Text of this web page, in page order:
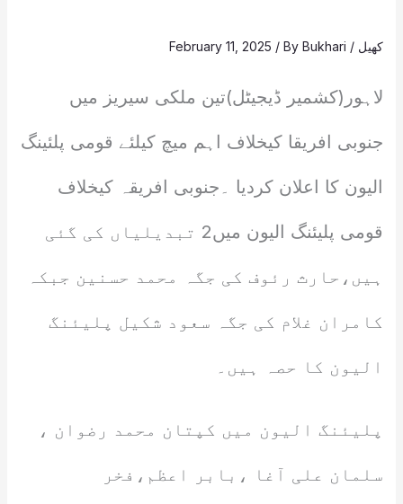
کھیل /
February 11, 2025 / ByBukhari
لاہور(کشمیر ڈیجیٹل)تین ملکی سیریز میں
جنوبی افریقا کیخلاف اہم میچ کیلئے قومی پلئینگ
الیون کا اعلان کردیا ۔جنوبی افریقہ کیخلاف
قومی پلیئنگ الیون میں2 تبدیلیاں کی گئی
ہیں،حارث رئوف کی جگہ محمد حسنین جبکہ
کامران غلام کی جگہ سعود شکیل پلیئنگ
الیون کا حصہ ہیں۔
پلیئنگ الیون میں کپتان محمد رضوان ،
سلمان علی آغا ،بابر اعظم،فخر